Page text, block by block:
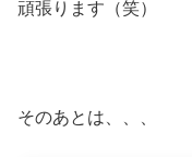
頑張ります（笑）
そのあとは、、、